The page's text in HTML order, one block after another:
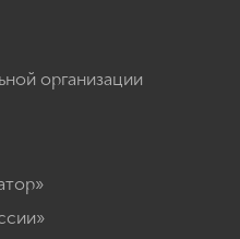
организации